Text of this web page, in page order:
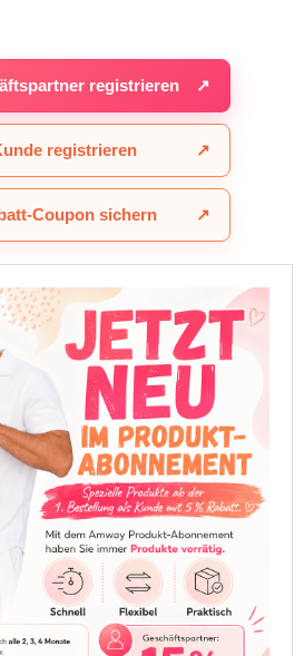
registrieren ↗
registrieren ↗
Coupon sichern ↗